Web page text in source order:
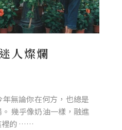
人燦爛
無論你在何方，也總是
幾乎像奶油一樣，融進
裡的 ……